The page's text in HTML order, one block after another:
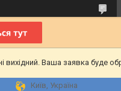
вихідний. Ваша заявка буде
Київ, Україна